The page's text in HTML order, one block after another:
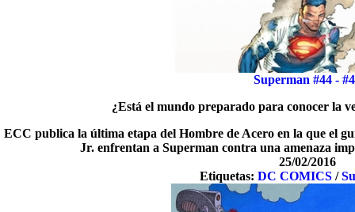
Superman #44 -
¿Está el mundo preparado para conocer la
ECC publica la última etapa del Hombre de Acero en la que el
Jr. enfrentan a Superman contra una amenaza
25/02/2016
Etiquetas: DC COMICS /